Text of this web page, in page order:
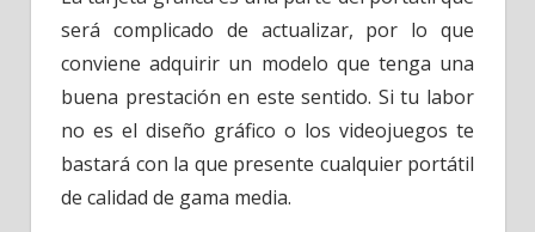
será complicado de actualizar, por lo que
conviene adquirir un modelo que tenga una
buena prestación en este sentido. Si tu labor
no es el diseño gráfico o los videojuegos te
bastará con la que presente cualquier portátil
de calidad de gama media.